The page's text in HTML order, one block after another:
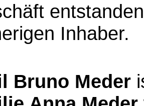
Inhaber.
Bruno Meder